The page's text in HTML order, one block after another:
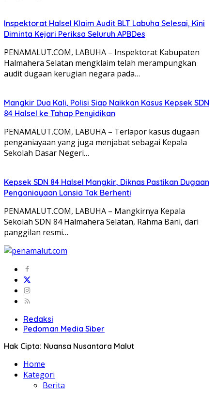
Inspektorat Halsel Klaim Audit BLT Labuha Selesai, Kini
Diminta Kejari Periksa Seluruh APBDes
PENAMALUT.COM, LABUHA – Inspektorat Kabupaten
Halmahera Selatan mengklaim telah merampungkan
audit dugaan kerugian negara pada…
Mangkir Dua Kali, Polisi Siap Naikkan Kasus Kepsek SDN
84 Halsel ke Tahap Penyidikan
PENAMALUT.COM, LABUHA – Terlapor kasus dugaan
penganiayaan yang juga menjabat sebagai Kepala
Sekolah Dasar Negeri…
Kepsek SDN 84 Halsel Mangkir, Diknas Pastikan Dugaan
Penganiayaan Lansia Tak Berhenti
PENAMALUT.COM, LABUHA – Mangkirnya Kepala
Sekolah SDN 84 Halmahera Selatan, Rahma Bani, dari
panggilan resmi…
Redaksi
Pedoman Media Siber
Hak Cipta: Nuansa Nusantara Malut
Home
Kategori
Berita